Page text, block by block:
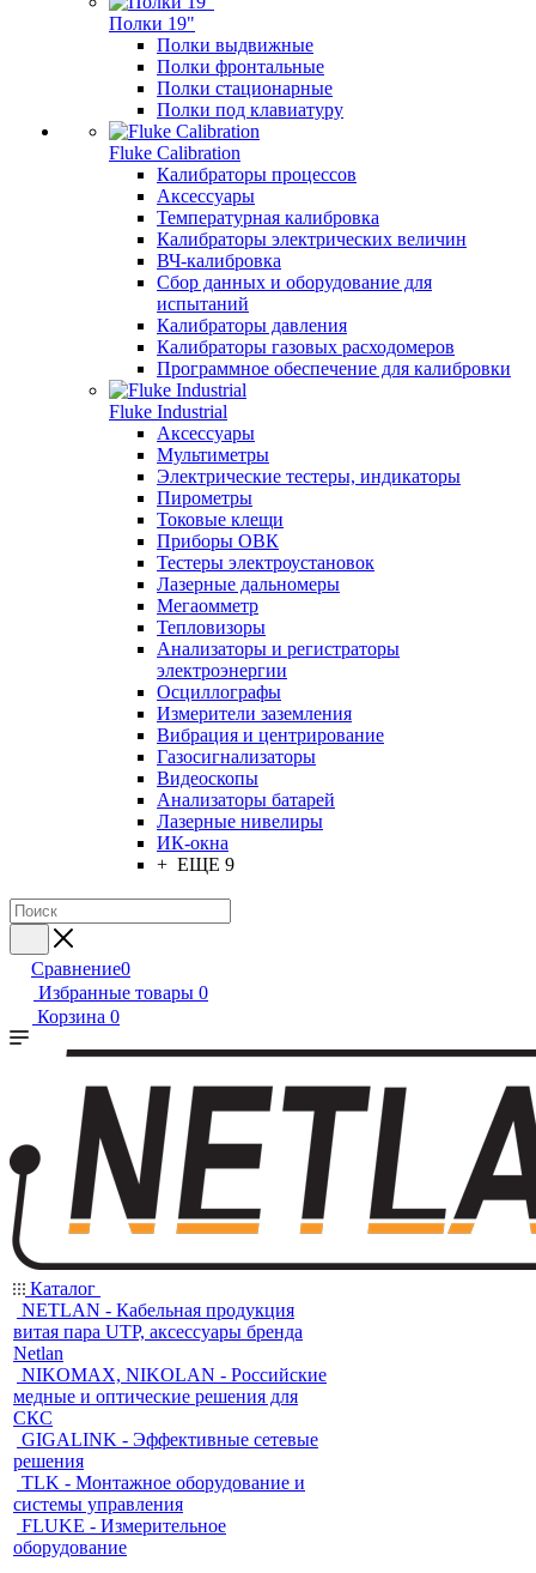
Полки 19"
Полки выдвижные
Полки фронтальные
Полки стационарные
Полки под клавиатуру
Fluke Calibration
Калибраторы процессов
Аксессуары
Температурная калибровка
Калибраторы электрических величин
ВЧ-калибровка
Сбор данных и оборудование для
испытаний
Калибраторы давления
Калибраторы газовых расходомеров
Программное обеспечение для калибровки
Fluke Industrial
Аксессуары
Мультиметры
Электрические тестеры, индикаторы
Пирометры
Токовые клещи
Приборы ОВК
Тестеры электроустановок
Лазерные дальномеры
Мегаомметр
Тепловизоры
Анализаторы и регистраторы
электроэнергии
Осциллографы
Измерители заземления
Вибрация и центрирование
Газосигнализаторы
Видеоскопы
Анализаторы батарей
Лазерные нивелиры
ИК-окна
+ ЕЩЕ 9
Сравнение0
Избранные товары 0
Корзина 0
Каталог
NETLAN - Кабельная продукция
витая пара UTP, аксессуары бренда
Netlan
NIKOMAX, NIKOLAN - Российские
медные и оптические решения для
СКС
GIGALINK - Эффективные сетевые
решения
TLK - Монтажное оборудование и
системы управления
FLUKE - Измерительное
оборудование